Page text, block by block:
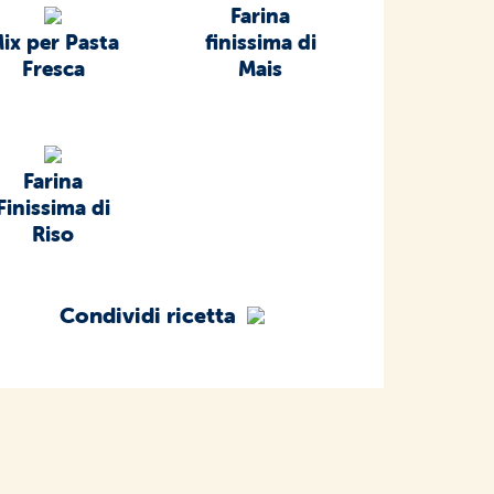
per Pasta
Fresca
Farina
finissima di
Mais
Farina
di
Riso
Condividi ricetta